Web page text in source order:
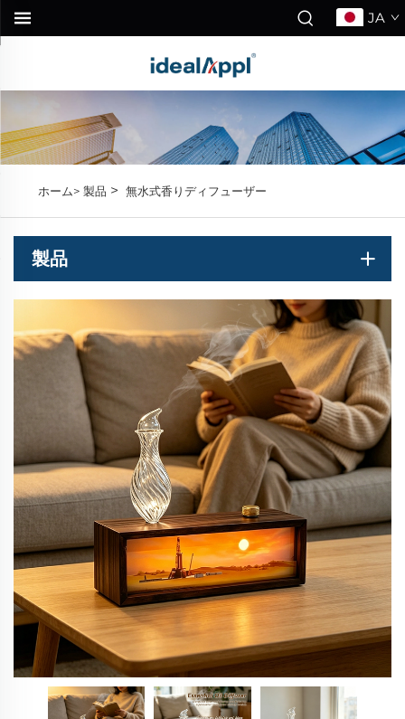
JA
ホーム> 製品 > 無水式香りディフューザー
製品